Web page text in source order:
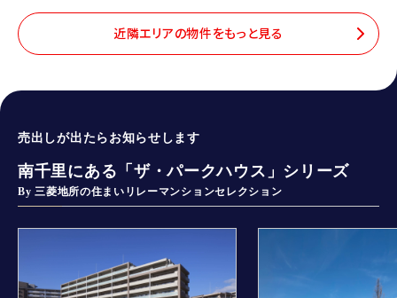
近隣エリアの物件をもっと見る
売出しが出たらお知らせします
南千里にある「ザ・パークハウス」シリーズ
By 三菱地所の住まいリレーマンションセレクション